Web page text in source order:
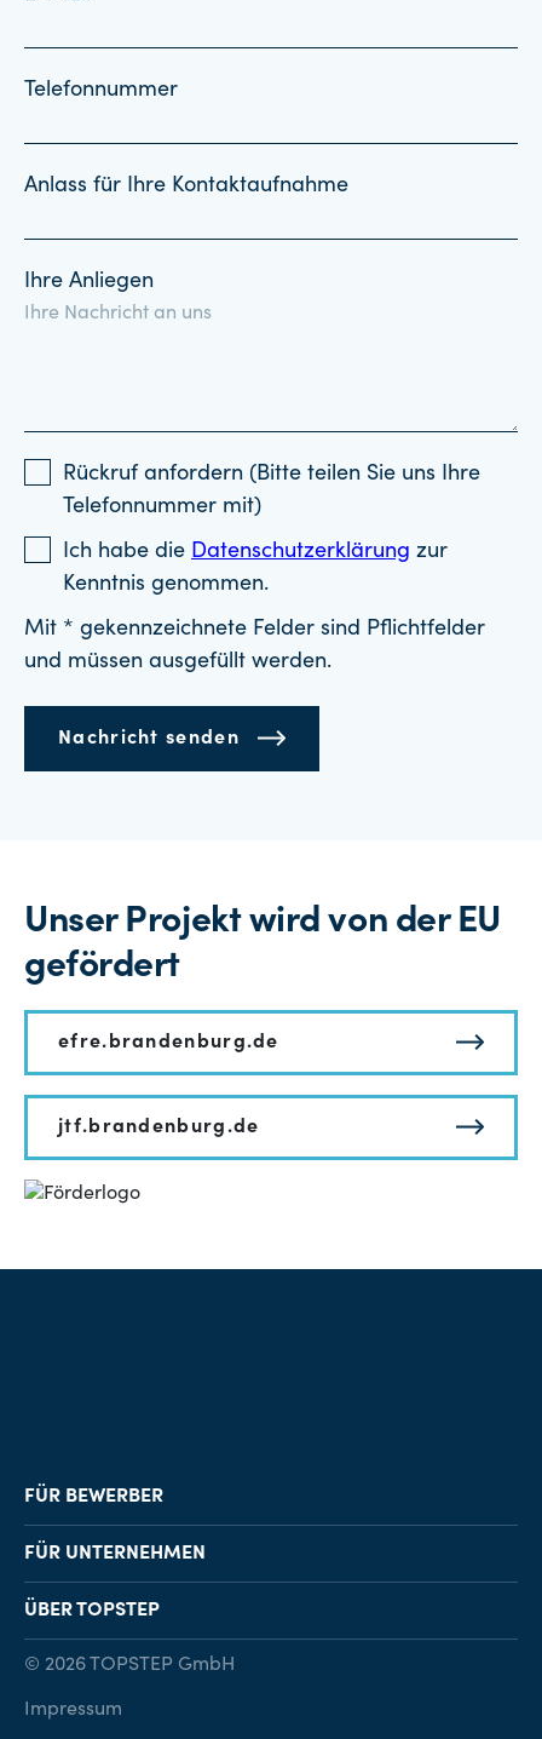
Telefonnummer
Anlass für Ihre Kontaktaufnahme
Ihre Anliegen
Rückruf anfordern (Bitte teilen Sie uns Ihre
Telefonnummer mit)
Ich habe die Datenschutzerklärung zur
Kenntnis genommen.
Mit * gekennzeichnete Felder sind Pflichtfelder
und müssen ausgefüllt werden.
Nachricht senden
Unser Projekt wird von der EU
gefördert
efre.brandenburg.de
jtf.brandenburg.de
FÜR BEWERBER
Job-Finder
Karriereberatung
FÜR UNTERNEHMEN
Personalvermittlung
Personalsuche
ÜBER TOPSTEP
© 2026 TOPSTEP GmbH
Impressum